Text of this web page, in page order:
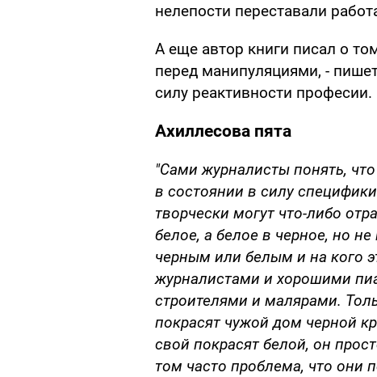
нелепости переставали
А еще автор книги писал о
перед манипуляциями, -
силу реактивности професии.
Ахиллесова пята
"Сами журналисты понять,
в состоянии в силу
творчески могут что-либо
белое, а белое в черное, но
черным или белым и на кого
журналистами и хорошими
строителями и малярами.
покрасят чужой дом черной
свой покрасят белой, он
том часто проблема, что они